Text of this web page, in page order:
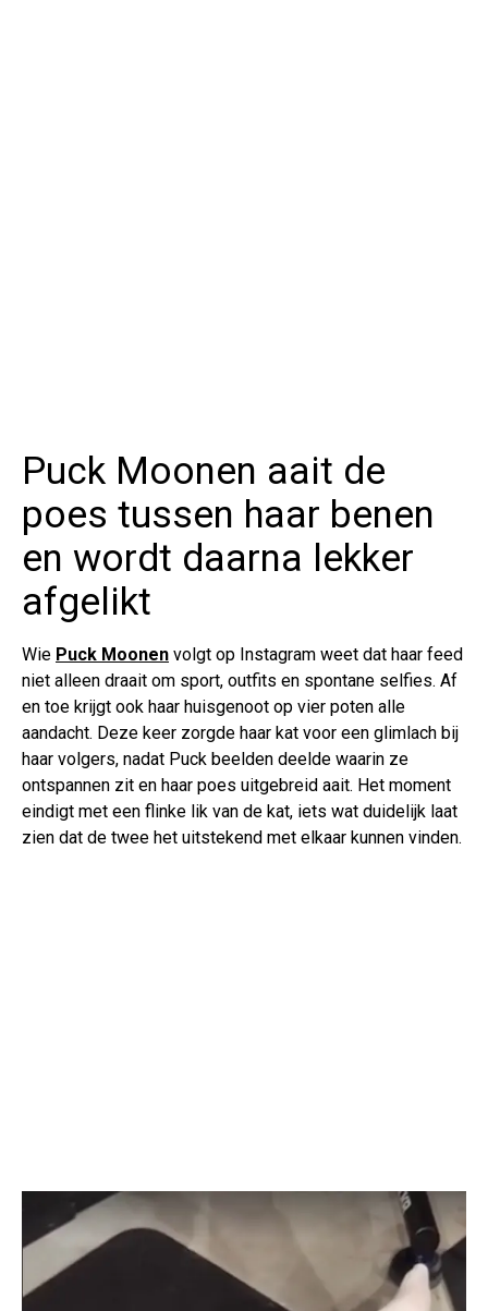
Puck Moonen aait de
poes tussen haar benen
en wordt daarna lekker
afgelikt
Wie Puck Moonen volgt op Instagram weet dat haar feed
niet alleen draait om sport, outfits en spontane selfies. Af
en toe krijgt ook haar huisgenoot op vier poten alle
aandacht. Deze keer zorgde haar kat voor een glimlach bij
haar volgers, nadat Puck beelden deelde waarin ze
ontspannen zit en haar poes uitgebreid aait. Het moment
eindigt met een flinke lik van de kat, iets wat duidelijk laat
zien dat de twee het uitstekend met elkaar kunnen vinden.